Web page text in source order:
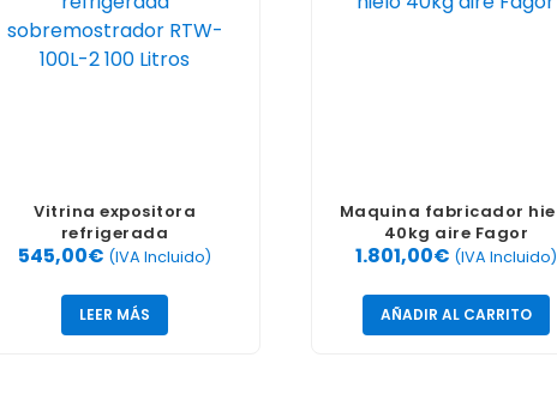
Vitrina expositora
refrigerada
sobremostrador RTW-100L-
545,00€ (IVA Incluido)
LEER MÁS
Maquina fabricador
40kg aire Fagor
1.801,00€ (IVA Incluido)
AÑADIR AL CARRITO